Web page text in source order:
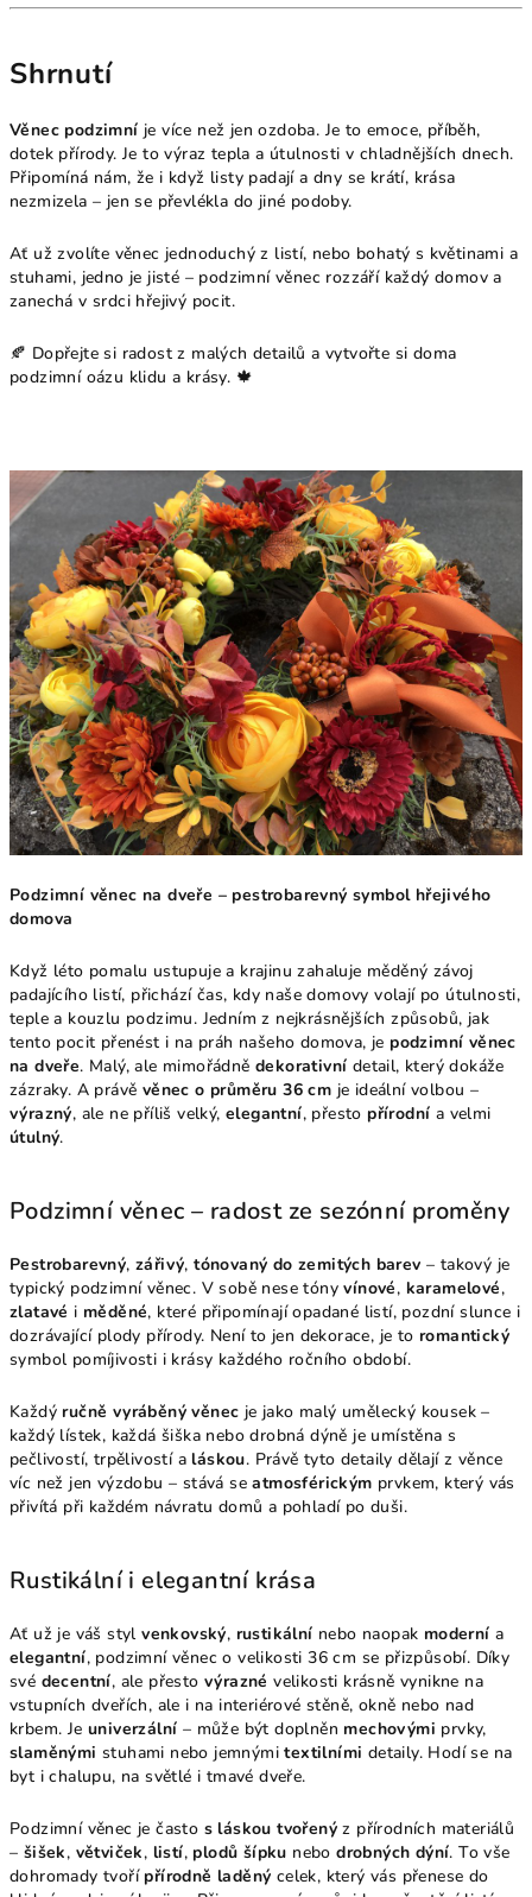
Shrnutí
Věnec podzimní je více než jen ozdoba. Je to emoce, příběh,
dotek přírody. Je to výraz tepla a útulnosti v chladnějších dnech.
Připomíná nám, že i když listy padají a dny se krátí, krása
nezmizela – jen se převlékla do jiné podoby.
Ať už zvolíte věnec jednoduchý z listí, nebo bohatý s květinami a
stuhami, jedno je jisté – podzimní věnec rozzáří každý domov a
zanechá v srdci hřejivý pocit.
🍂 Dopřejte si radost z malých detailů a vytvořte si doma
podzimní oázu klidu a krásy. 🍁
Podzimní věnec na dveře – pestrobarevný symbol hřejivého
domova
Když léto pomalu ustupuje a krajinu zahaluje měděný závoj
padajícího listí, přichází čas, kdy naše domovy volají po útulnosti,
teple a kouzlu podzimu. Jedním z nejkrásnějších způsobů, jak
tento pocit přenést i na práh našeho domova, je podzimní věnec
na dveře. Malý, ale mimořádnědekorativní detail, který dokáže
zázraky. A právě věnec o průměru 36 cm je ideální volbou –
výrazný, ale ne příliš velký,elegantní, přesto přírodní a velmi
útulný.
Podzimní věnec – radost ze sezónní proměny
Pestrobarevný,zářivý,tónovaný do zemitých barev – takový je
typický podzimní věnec. V sobě nese tónyvínové, karamelové,
zlatavé i měděné, které připomínají opadané listí, pozdní slunce i
dozrávající plody přírody. Není to jen dekorace, je to romantický
symbol pomíjivosti i krásy každého ročního období.
Každý ručně vyráběný věnec je jako malý umělecký kousek –
každý lístek, každá šiška nebo drobná dýně je umístěna s
pečlivostí, trpělivostí a láskou. Právě tyto detaily dělají z věnce
víc než jen výzdobu – stává seatmosférickým prvkem, který vás
přivítá při každém návratu domů a pohladí po duši.
Rustikální i elegantní krása
Ať už je váš stylvenkovský, rustikální nebo naopak moderní a
elegantní, podzimní věnec o velikosti 36 cm se přizpůsobí. Díky
své decentní, ale přestovýrazné velikosti krásně vynikne na
vstupních dveřích, ale i na interiérové stěně, okně nebo nad
krbem. Jeuniverzální – může být doplněn mechovými prvky,
slaměnými stuhami nebo jemnýmitextilními detaily. Hodí se na
byt i chalupu, na světlé i tmavé dveře.
Podzimní věnec je často s láskou tvořený z přírodních materiálů
– šišek, větviček, listí, plodů šípku nebodrobných dýní. To vše
dohromady tvoří přírodně laděný celek, který vás přenese do